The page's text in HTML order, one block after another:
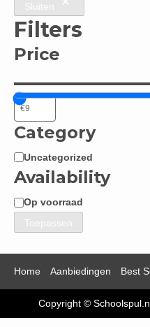
Sluiten
Filters
Price
Category
Categorie
Uncategorized
Availability
Beschikbaarheid
Op voorraad
Toepassen
Home Aanbiedingen Best
Copyright ©